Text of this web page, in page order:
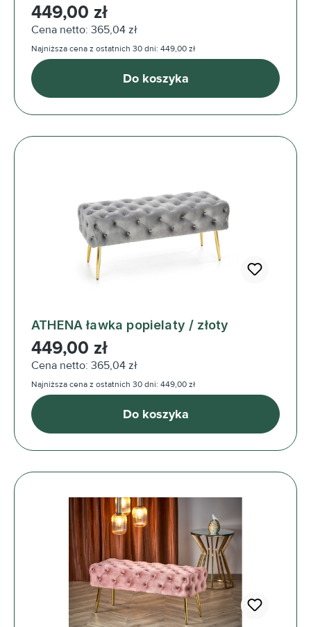
Cena regularna:
449,00 zł
Cena netto: 365,04 zł
Najniższa cena z ostatnich 30 dni: 449,00 zł
Do koszyka
ATHENA ławka popielaty / złoty
Cena regularna:
449,00 zł
Cena netto: 365,04 zł
Najniższa cena z ostatnich 30 dni: 449,00 zł
Do koszyka